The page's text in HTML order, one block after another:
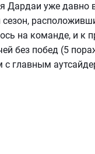
Дардаи уже
на команде, и к
без побед (5
главным